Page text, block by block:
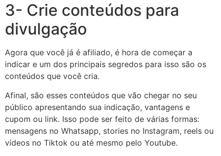
3- Crie conteúdos para
divulgação
Agora que você já é afiliado, é hora de começar a
indicar e um dos principais segredos para isso são os
conteúdos que você cria.
Afinal, são esses conteúdos que vão chegar no seu
público apresentando sua indicação, vantagens e
cupom ou link. Isso pode ser feito de várias formas:
mensagens no Whatsapp, stories no Instagram, reels ou
vídeos no Tiktok ou até mesmo pelo Youtube.